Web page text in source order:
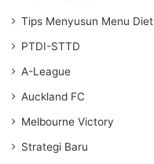
Tips Menyusun Menu Diet
PTDI-STTD
A-League
Auckland FC
Melbourne Victory
Strategi Baru